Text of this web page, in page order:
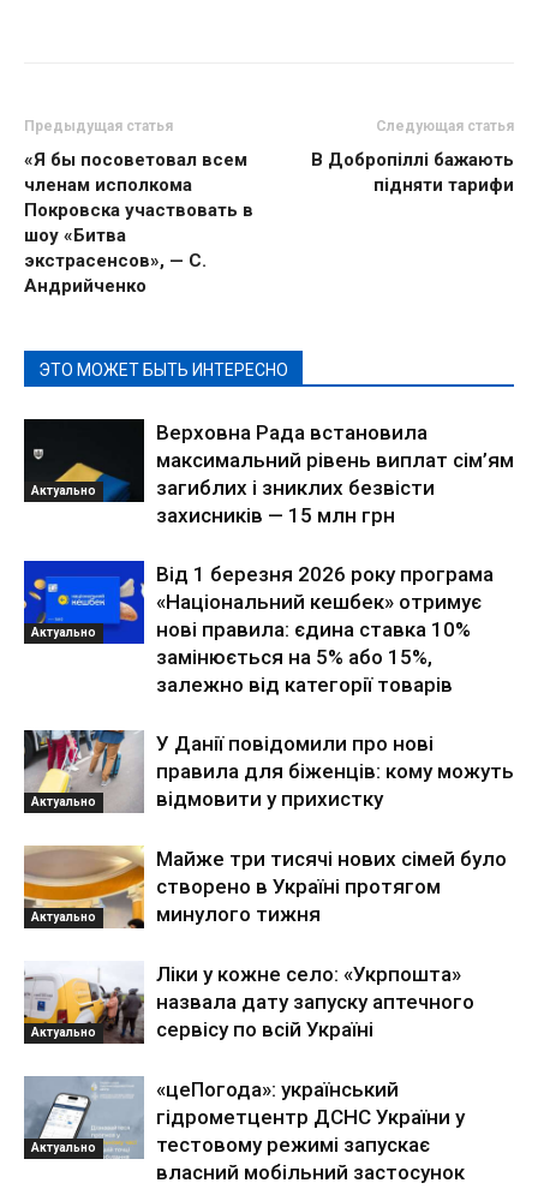
Предыдущая статья
«Я бы посоветовал всем
членам исполкома
Покровска участвовать в
шоу «Битва
экстрасенсов», — С.
Андрийченко
Следующая статья
В Добропіллі бажають
підняти тарифи
ЭТО МОЖЕТ БЫТЬ ИНТЕРЕСНО
Актуально
Верховна Рада встановила
максимальний рівень виплат сім’ям
загиблих і зниклих безвісти
захисників — 15 млн грн
Актуально
Від 1 березня 2026 року програма
«Національний кешбек» отримує
нові правила: єдина ставка 10%
замінюється на 5% або 15%,
залежно від категорії товарів
Актуально
У Данії повідомили про нові
правила для біженців: кому можуть
відмовити у прихистку
Актуально
Майже три тисячі нових сімей було
створено в Україні протягом
минулого тижня
Актуально
Ліки у кожне село: «Укрпошта»
назвала дату запуску аптечного
сервісу по всій Україні
Актуально
«цеПогода»: український
гідрометцентр ДСНС України у
тестовому режимі запускає
власний мобільний застосунок